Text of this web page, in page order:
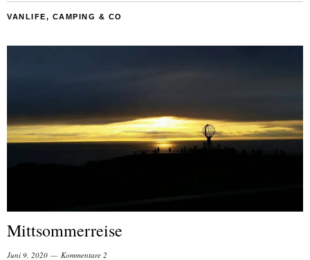
VANLIFE, CAMPING & CO
Mittsommerreise
Juni 9, 2020 Kommentare 2